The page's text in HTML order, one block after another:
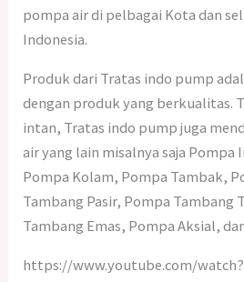
pompa air di pelbagai Kota dan
Indonesia.
Produk dari Tratas indo pump
dengan produk yang berkualitas.
intan, Tratas indo pump juga
air yang lain misalnya saja Pompa
Pompa Kolam, Pompa Tambak,
Tambang Pasir, Pompa Tambang
Tambang Emas, Pompa Aksial,
https://www.youtube.com/